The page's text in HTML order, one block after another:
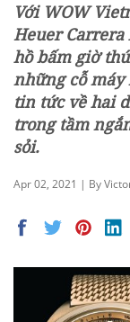
Với WOW
Heuer Carrera
hồ bấm giờ
những cỗ máy
tin tức về hai
trong tầm
sỏi.
Apr 02, 2021 | By